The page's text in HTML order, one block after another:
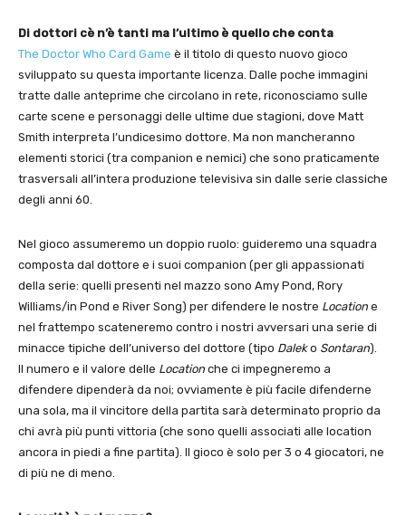
Di dottori cè n’è tanti ma l’ultimo è quello che conta
The Doctor Who Card Game è il titolo di questo nuovo gioco
sviluppato su questa importante licenza. Dalle poche immagini
tratte dalle anteprime che circolano in rete, riconosciamo sulle
carte scene e personaggi delle ultime due stagioni, dove Matt
Smith interpreta l’undicesimo dottore. Ma non mancheranno
elementi storici (tra companion e nemici) che sono praticamente
trasversali all’intera produzione televisiva sin dalle serie classiche
degli anni 60.
Nel gioco assumeremo un doppio ruolo: guideremo una squadra
composta dal dottore e i suoi companion (per gli appassionati
della serie: quelli presenti nel mazzo sono Amy Pond, Rory
Williams/in Pond e River Song) per difendere le nostre Location e
nel frattempo scateneremo contro i nostri avversari una serie di
minacce tipiche dell’universo del dottore (tipo Daleko Sontaran).
Il numero e il valore delle Location che ci impegneremo a
difendere dipenderà da noi; ovviamente è più facile difenderne
una sola, ma il vincitore della partita sarà determinato proprio da
chi avrà più punti vittoria (che sono quelli associati alle location
ancora in piedi a fine partita). Il gioco è solo per 3 o 4 giocatori, ne
di più ne di meno.